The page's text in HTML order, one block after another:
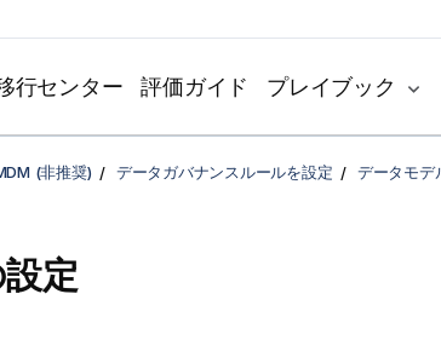
行センター 評価ガイド プレイブック
(非推奨) データガバナンスルールを設定
データモデ
定